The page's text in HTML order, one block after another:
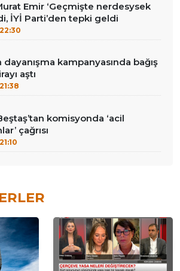
Emir ‘Geçmişte nerdesysek
İYİ Parti’den tepki geldi
22:30
dayanışma kampanyasında bağış
aştı
21:38
komisyonda ‘acil
çağrısı
21:10